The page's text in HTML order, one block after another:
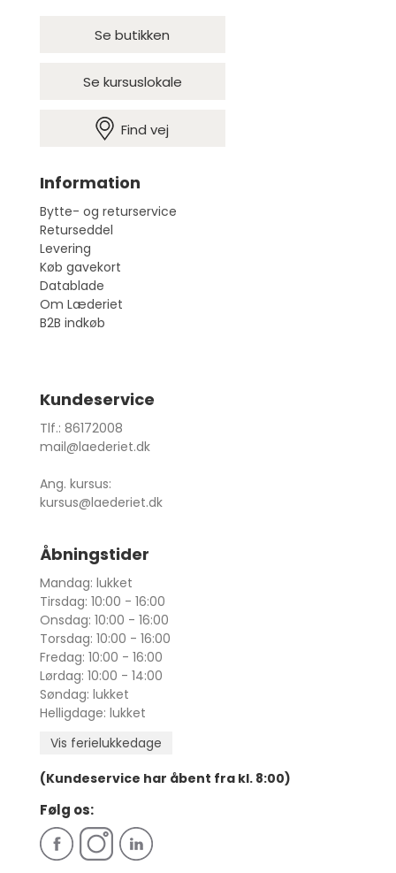
Se butikken
Se kursuslokale
Find vej
Information
Bytte- og returservice
Returseddel
Levering
Køb gavekort
Datablade
Om Læderiet
B2B indkøb
Kundeservice
Tlf.: 86172008
mail@laederiet.dk
Ang. kursus:
kursus@laederiet.dk
Åbningstider
Mandag: lukket
Tirsdag: 10:00 - 16:00
Onsdag: 10:00 - 16:00
Torsdag: 10:00 - 16:00
Fredag: 10:00 - 16:00
Lørdag: 10:00 - 14:00
Søndag: lukket
Helligdage: lukket
Vis ferielukkedage
(Kundeservice har åbent fra kl. 8:00)
Følg os: